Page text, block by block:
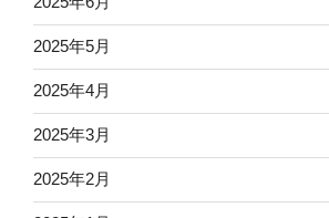
2025年5月
2025年4月
2025年3月
2025年2月